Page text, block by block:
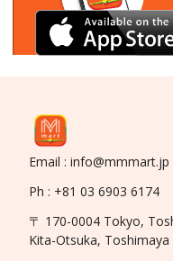
Email : info@mmmart.jp
Ph : +81 03 6903 6174
〒 170-0004 Tokyo,
Kita-Otsuka,